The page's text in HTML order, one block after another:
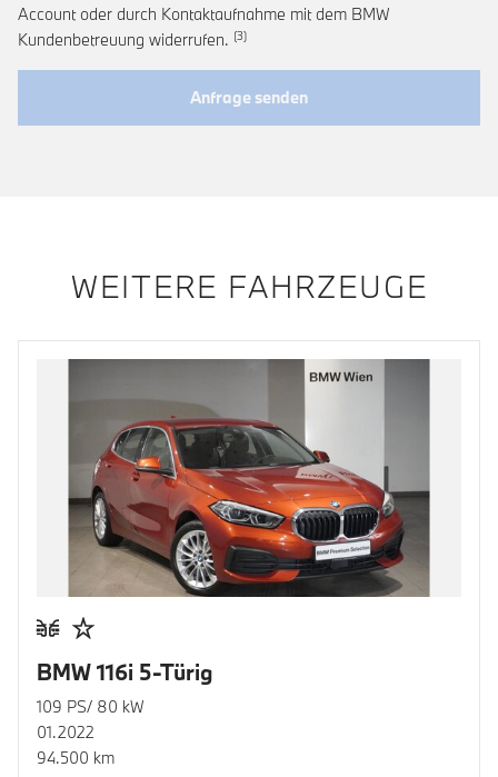
Account oder durch Kontaktaufnahme mit dem BMW
Kundenbetreuung widerrufen. Link zur Fußnote: Widerruf der
Anfrage senden
WEITERE FAHRZEUGE
BMW 116i 5-Türig
109 PS/ 80 kW
01.2022
94.500 km